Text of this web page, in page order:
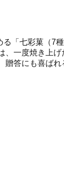
「七彩菓（7
、一度焼き上
答にも喜ば